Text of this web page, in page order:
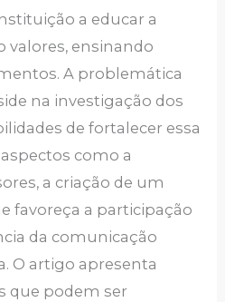
a educar a
valores, ensinando
A problemática
na investigação dos
de fortalecer essa
como a
a criação de um
favoreça a participação
da comunicação
O artigo apresenta
que podem ser